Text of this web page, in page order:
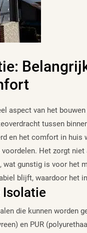
aspect van het
tussen
en het comfort in huis
Het zorgt
wat gunstig is voor het
blijft, waardoor het
Isolatie
die kunnen worden
en PUR